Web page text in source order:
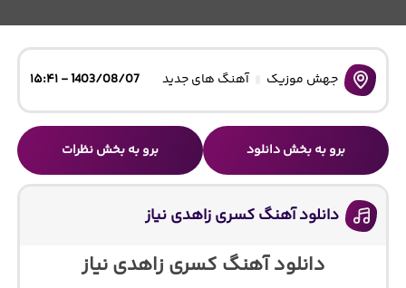
جهش موزیک آهنگ های جدید 1403/08/07 - ۱۵:۴۱
برو به بخش دانلود برو به بخش نظرات
دانلود آهنگ کسری زاهدی نیاز
دانلود آهنگ کسری زاهدی نیاز